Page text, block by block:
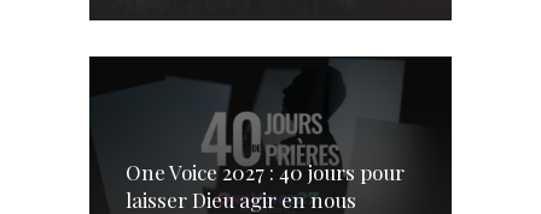
One Voice 2027 : 40 jours pour
laisser Dieu agir en nous